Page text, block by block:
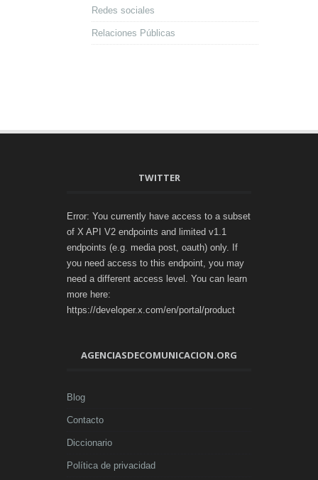
Redes sociales
Relaciones Públicas
TWITTER
Error: You currently have access to a subset
of X API V2 endpoints and limited v1.1
endpoints (e.g. media post, oauth) only. If
you need access to this endpoint, you may
need a different access level. You can learn
more here:
https://developer.x.com/en/portal/product
AGENCIASDECOMUNICACION.ORG
Blog
Contacto
Diccionario
Política de privacidad